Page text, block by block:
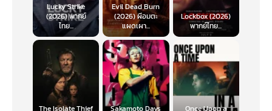
Lucky Strike
(2026) พากย์
ไทย...
Evil Dead Burn
(2026) ผีอมตะ
แผดเผา...
Lockbox (2026)
พากย์ไทย...
The Isolate Thief
Sakamoto Days
Once Upon a